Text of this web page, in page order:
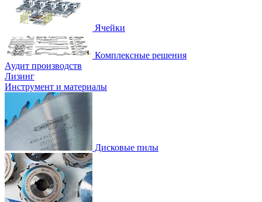
Ячейки
Комплексные решения
Аудит производств
Лизинг
Инструмент и материалы
Дисковые пилы